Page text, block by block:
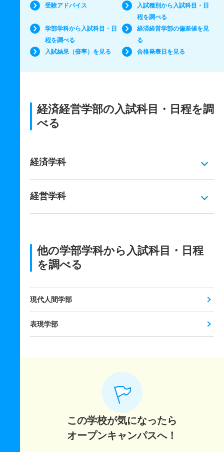
受験アドバイス
入試種別から入試科目・日
程を調べる
学部学科から入試科目・日
程を調べる
経済経営学部の偏差値を見
る
入試結果（倍率）を見る
合格発表日を見る
経済経営学部の入試科目・日程を調
べる
経済学科
経営学科
他の学部学科から入試科目・日程
を調べる
現代人間学部
表現学部
この学校が気になったら
オープンキャンパスへ！